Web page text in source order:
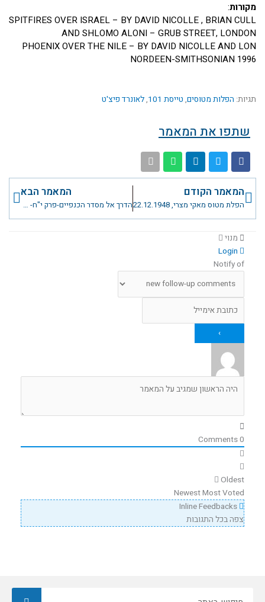
מקורות:
SPITFIRES OVER ISRAEL – BY DAVID NICOLLE , BRIAN CULL
AND SHLOMO ALONI – GRUB STREET, LONDON
PHOENIX OVER THE NILE – BY DAVID NICOLLE AND LON
NORDEEN-SMITHSONIAN 1996
תגיות: הפלות מטוסים, טייסת 101 ,לאונרד פיצ'ט
שתפו את המאמר
קודם
המאמר הקודם
הפלת מטוס מאקי מצרי, 22.12.1948
המאמר הבא
הדרך אל מסדר הכנפיים-פרק י"ח- פרק הניווטים
מנוי
Notify of
0
Oldest
NewestMost Voted
צפה בכל התגובות